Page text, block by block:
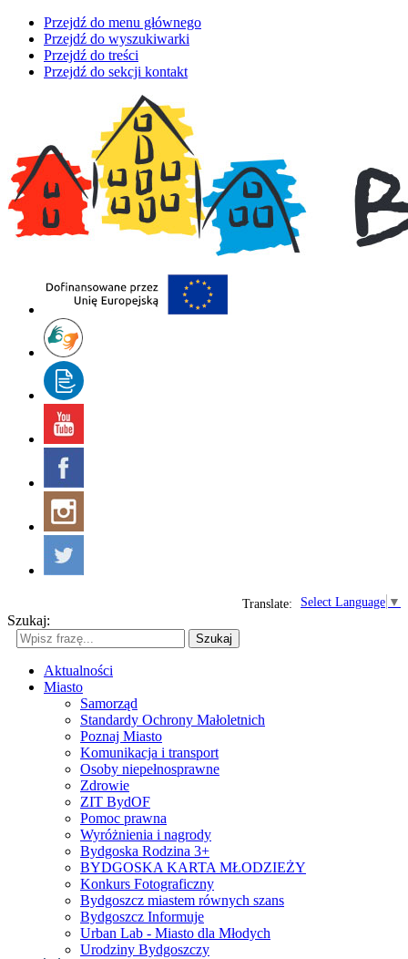
Przejdź do menu głównego
Przejdź do wyszukiwarki
Przejdź do treści
Przejdź do sekcji kontakt
Select Language ▼
Translate:
Szukaj:
Szukaj
Aktualności
Miasto
Samorząd
Standardy Ochrony Małoletnich
Poznaj Miasto
Komunikacja i transport
Osoby niepełnosprawne
Zdrowie
ZIT BydOF
Pomoc prawna
Wyróżnienia i nagrody
Bydgoska Rodzina 3+
BYDGOSKA KARTA MŁODZIEŻY
Konkurs Fotograficzny
Bydgoszcz miastem równych szans
Bydgoszcz Informuje
Urban Lab - Miasto dla Młodych
Urodziny Bydgoszczy